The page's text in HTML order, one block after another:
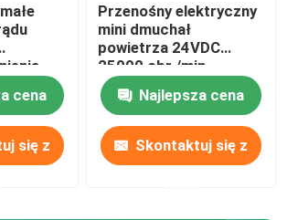
CPAP
powietrzną
cena
się z
Przenośny elektryczny
mini dmuchał
powietrza 24VDC
25000 obr./min
Dmuchał powietrza
Najlepsza cena
Skontaktuj się z